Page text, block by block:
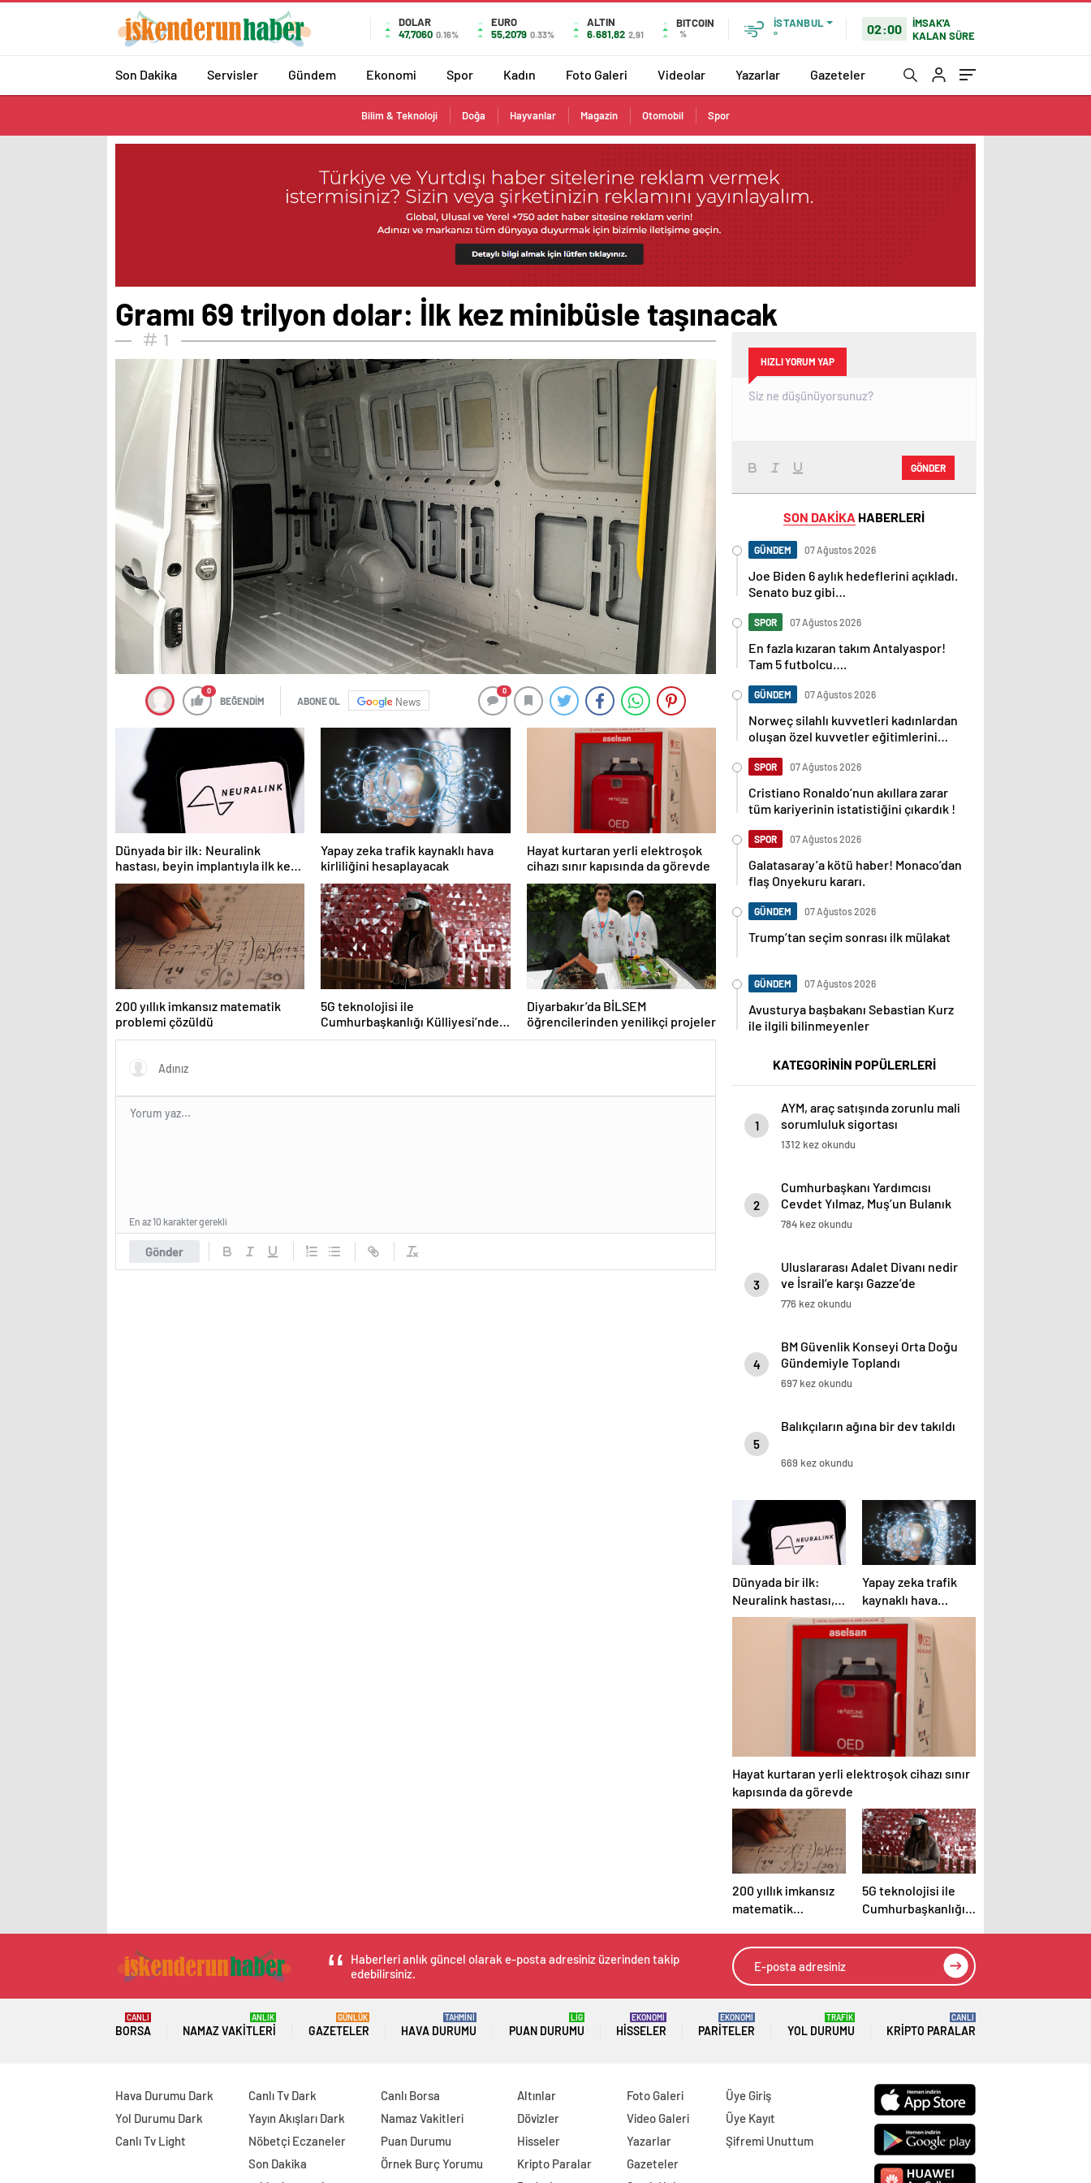
DOLAR
47,7060 0.16%
EURO
55,2079 0.33%
ALTIN
6.681,82 2,91
BITCOIN
%
İSTANBUL
°
02:00
İMSAK'A
KALAN SÜRE
Son Dakika Servisler Gündem Ekonomi Spor Kadın Foto Galeri Videolar Yazarlar Gazeteler
Bilim & Teknoloji Doğa Hayvanlar Magazin Otomobil Spor
Gramı 69 trilyon dolar: İlk kez minibüsle taşınacak
1
0
BEĞENDİM ABONE OL News
0
Dünyada bir ilk: Neuralink
hastası, beyin implantıyla ilk kez
YouTube videosu hazırladı
Yapay zeka trafik kaynaklı hava
kirliliğini hesaplayacak
Hayat kurtaran yerli elektroşok
cihazı sınır kapısında da görevde
200 yıllık imkansız matematik
problemi çözüldü
5G teknolojisi ile
Cumhurbaşkanlığı Külliyesi’ndeki
konser AKM’ye taşındı
Diyarbakır’da BİLSEM
öğrencilerinden yenilikçi projeler
Gönder
En az 10 karakter gerekli
HIZLI YORUM YAP
GÖNDER
SON DAKİKA HABERLERİ
GÜNDEM 07 Ağustos 2026
Joe Biden 6 aylık hedeflerini açıkladı.
Senato buz gibi…
SPOR 07 Ağustos 2026
En fazla kızaran takım Antalyaspor!
Tam 5 futbolcu….
GÜNDEM 07 Ağustos 2026
Norweç silahlı kuvvetleri kadınlardan
oluşan özel kuvvetler eğitimlerini
SPOR 07 Ağustos 2026
Cristiano Ronaldo’nun akıllara zarar
tüm kariyerinin istatistiğini çıkardık !
SPOR 07 Ağustos 2026
Galatasaray’a kötü haber! Monaco’dan
flaş Onyekuru kararı.
GÜNDEM 07 Ağustos 2026
Trump’tan seçim sonrası ilk mülakat
GÜNDEM 07 Ağustos 2026
Avusturya başbakanı Sebastian Kurz
ile ilgili bilinmeyenler
KATEGORİNİN POPÜLERLERİ
1
AYM, araç satışında zorunlu mali
sorumluluk sigortası
düzenlemesini iptal etti
1312 kez okundu
2
Cumhurbaşkanı Yardımcısı
Cevdet Yılmaz, Muş’un Bulanık
ilçesinde halka hitap etti
784 kez okundu
3
Uluslararası Adalet Divanı nedir
ve İsrail’e karşı Gazze’de
soykırım davası neden bu
776 kez okundu
4
BM Güvenlik Konseyi Orta Doğu
Gündemiyle Toplandı
697 kez okundu
5
Balıkçıların ağına bir dev takıldı
669 kez okundu
Dünyada bir ilk:
Neuralink hastası,
beyin implantıyla ilk
kez YouTube
Yapay zeka trafik
kaynaklı hava
kirliliğini
hesaplayacak
Hayat kurtaran yerli elektroşok cihazı sınır
kapısında da görevde
200 yıllık imkansız
matematik
5G teknolojisi ile
Cumhurbaşkanlığı
konser AKM’ye
Haberleri anlık güncel olarak e-posta adresiniz üzerinden takip
edebilirsiniz.
BORSA
CANLI
NAMAZ VAKITLERI
ANLIK
GAZETELER
GÜNLÜK
HAVA DURUMU
TAHMİNİ
PUAN DURUMU
LİG
HISSELER
EKONOMİ
PARITELER
EKONOMİ
YOL DURUMU
TRAFİK
KRIPTO PARALAR
CANLI
Hava Durumu Dark
Yol Durumu Dark
Canlı Tv Light
Canlı Tv Dark
Yayın Akışları Dark
Nöbetçi Eczaneler
Son Dakika
Canlı Borsa
Namaz Vakitleri
Puan Durumu
Örnek Burç Yorumu
Altınlar
Dövizler
Hisseler
Kripto Paralar
Foto Galeri
Video Galeri
Yazarlar
Gazeteler
Üye Giriş
Üye Kayıt
Şifremi Unuttum